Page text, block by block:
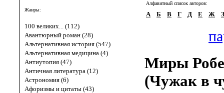
Жанры:
100 великих... (112)
Авантюрный роман (28)
Альтернативная история (547)
Альтернативная медицина (4)
Антиутопия (47)
Античная литература (12)
Астрономия (6)
Афоризмы и цитаты (43)
Алфавитный список авторов:
А Б В Г Д Е Ж З
Миры
(Чужак в